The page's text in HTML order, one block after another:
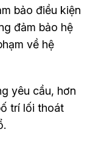
bảo điều kiện
đảm bảo hệ
về hệ
yêu cầu, hơn
trí lối thoát